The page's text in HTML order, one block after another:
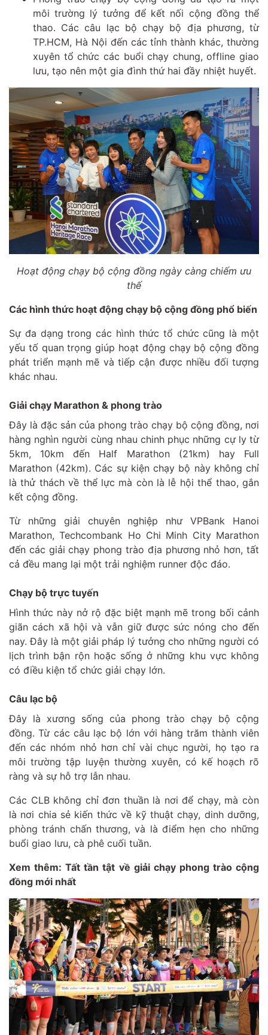
môi trường lý tưởng để kết nối cộng đồng thể
thao. Các câu lạc bộ chạy bộ địa phương, từ
TP.HCM, Hà Nội đến các tỉnh thành khác, thường
xuyên tổ chức các buổi chạy chung, offline giao
lưu, tạo nên một gia đình thứ hai đầy nhiệt huyết.
Hoạt động chạy bộ cộng đồng ngày càng chiếm ưu
thế
Các hình thức hoạt động chạy bộ cộng đồng phổ biến
Sự đa dạng trong các hình thức tổ chức cũng là một
yếu tố quan trọng giúp hoạt động chạy bộ cộng đồng
phát triển mạnh mẽ và tiếp cận được nhiều đối tượng
khác nhau.
Giải chạy Marathon & phong trào
Đây là đặc sản của phong trào chạy bộ cộng đồng, nơi
hàng nghìn người cùng nhau chinh phục những cự ly từ
5km, 10km đến Half Marathon (21km) hay Full
Marathon (42km). Các sự kiện chạy bộ này không chỉ
là thử thách về thể lực mà còn là lễ hội thể thao, gắn
kết cộng đồng.
Từ những giải chuyên nghiệp như VPBank Hanoi
Marathon, Techcombank Ho Chi Minh City Marathon
đến các giải chạy phong trào địa phương nhỏ hơn, tất
cả đều mang lại một trải nghiệm runner độc đáo.
Chạy bộ trực tuyến
Hình thức này nở rộ đặc biệt mạnh mẽ trong bối cảnh
giãn cách xã hội và vẫn giữ được sức nóng cho đến
nay. Đây là một giải pháp lý tưởng cho những người có
lịch trình bận rộn hoặc sống ở những khu vực không
có điều kiện tổ chức giải chạy lớn.
Câu lạc bộ
Đây là xương sống của phong trào chạy bộ cộng
đồng. Từ các câu lạc bộ lớn với hàng trăm thành viên
đến các nhóm nhỏ hơn chỉ vài chục người, họ tạo ra
môi trường tập luyện thường xuyên, có kế hoạch rõ
ràng và sự hỗ trợ lẫn nhau.
Các CLB không chỉ đơn thuần là nơi để chạy, mà còn
là nơi chia sẻ kiến thức về kỹ thuật chạy, dinh dưỡng,
phòng tránh chấn thương, và là điểm hẹn cho những
buổi giao lưu, cà phê cuối tuần.
Xem thêm:Tất tần tật về giải chạy phong trào cộng
đồng mới nhất